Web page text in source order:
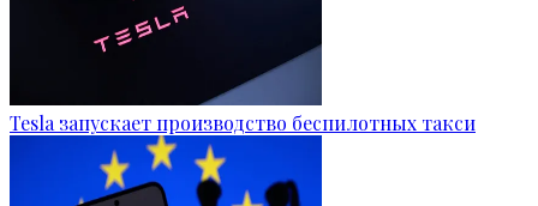
Tesla запускает производство беспилотных такси